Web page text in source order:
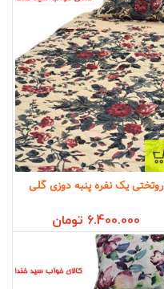
روتختی یک نفره پنبه دوزی گلی
6.400.000 تومان